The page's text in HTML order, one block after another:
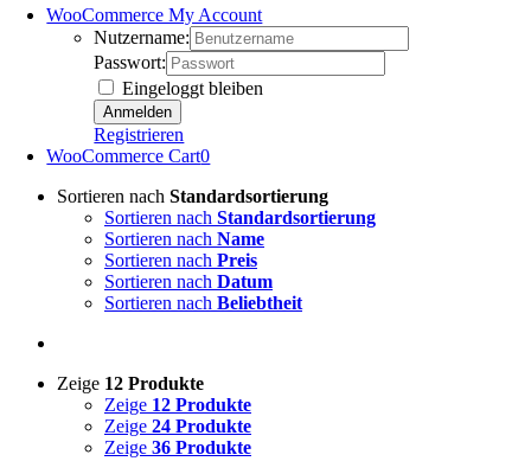
WooCommerce My Account
Nutzername:
Passwort:
Eingeloggt bleiben
Registrieren
WooCommerce Cart0
Sortieren nach Standardsortierung
Sortieren nach Standardsortierung
Sortieren nach Name
Sortieren nach Preis
Sortieren nach Datum
Sortieren nach Beliebtheit
Zeige 12 Produkte
Zeige 12 Produkte
Zeige 24 Produkte
Zeige 36 Produkte